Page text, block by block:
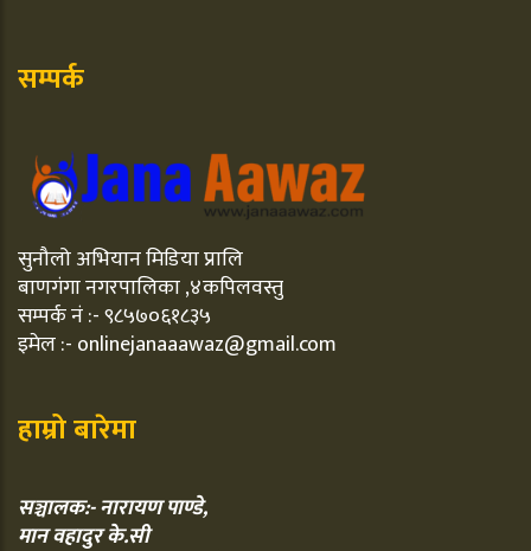
सम्पर्क
सुनौलो अभियान मिडिया प्रालि
बाणगंगा नगरपालिका ,४कपिलवस्तु
सम्पर्क नं :- ९८५७०६१८३५
इमेल :- onlinejanaaawaz@gmail.com
हाम्रो बारेमा
सञ्चालक:- नारायण पाण्डे,
मान वहादुर के.सी